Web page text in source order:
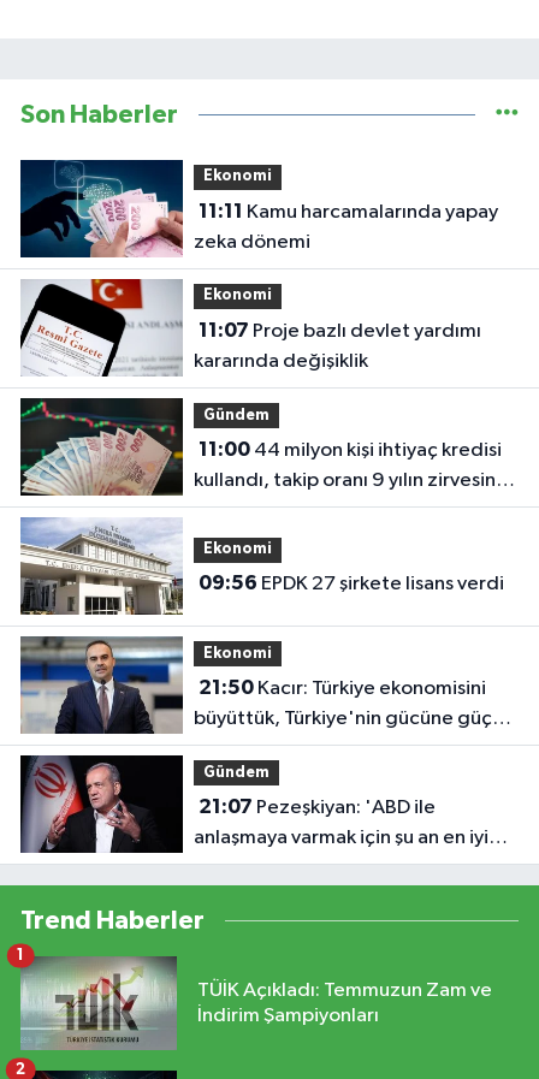
Son Haberler
Ekonomi
11:11
zeka dönemi
Ekonomi
11:07
kararında değişiklik
Gündem
11:0044 milyon kişi ihtiyaç kredisi
kullandı, takip oranı 9 yılın zirvesine
çıktı!
Ekonomi
09:56 EPDK 27 şirkete lisans verdi
Ekonomi
21:50Kacır: Türkiye ekonomisini
büyüttük, Türkiye'nin gücüne güç
kattık
Gündem
21:07
anlaşmaya varmak için şu an en iyi
zaman'
Trend Haberler
TÜİK Açıkladı: Temmuzun Zam ve
İndirim Şampiyonları
1
2